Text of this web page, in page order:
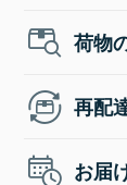
荷物
再配
お届